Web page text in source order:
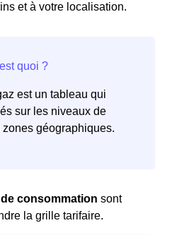
et à votre localisation.
est un tableau qui
sur les niveaux de
géographiques.
consommation sont
la grille tarifaire.